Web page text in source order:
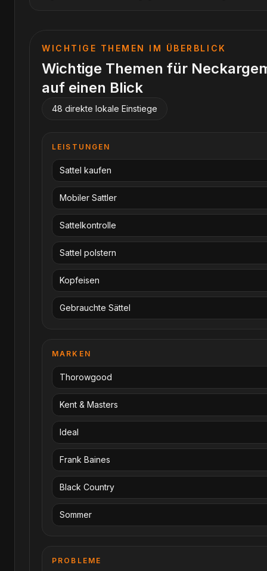
WICHTIGE THEMEN IM ÜBERBLICK
Wichtige Themen für
auf einen Blick
48 direkte lokale Einstiege
LEISTUNGEN
Sattel kaufen
Mobiler Sattler
Sattelkontrolle
Sattel polstern
Kopfeisen
Gebrauchte Sättel
MARKEN
Thorowgood
Kent & Masters
Ideal
Frank Baines
Black Country
Sommer
PROBLEME